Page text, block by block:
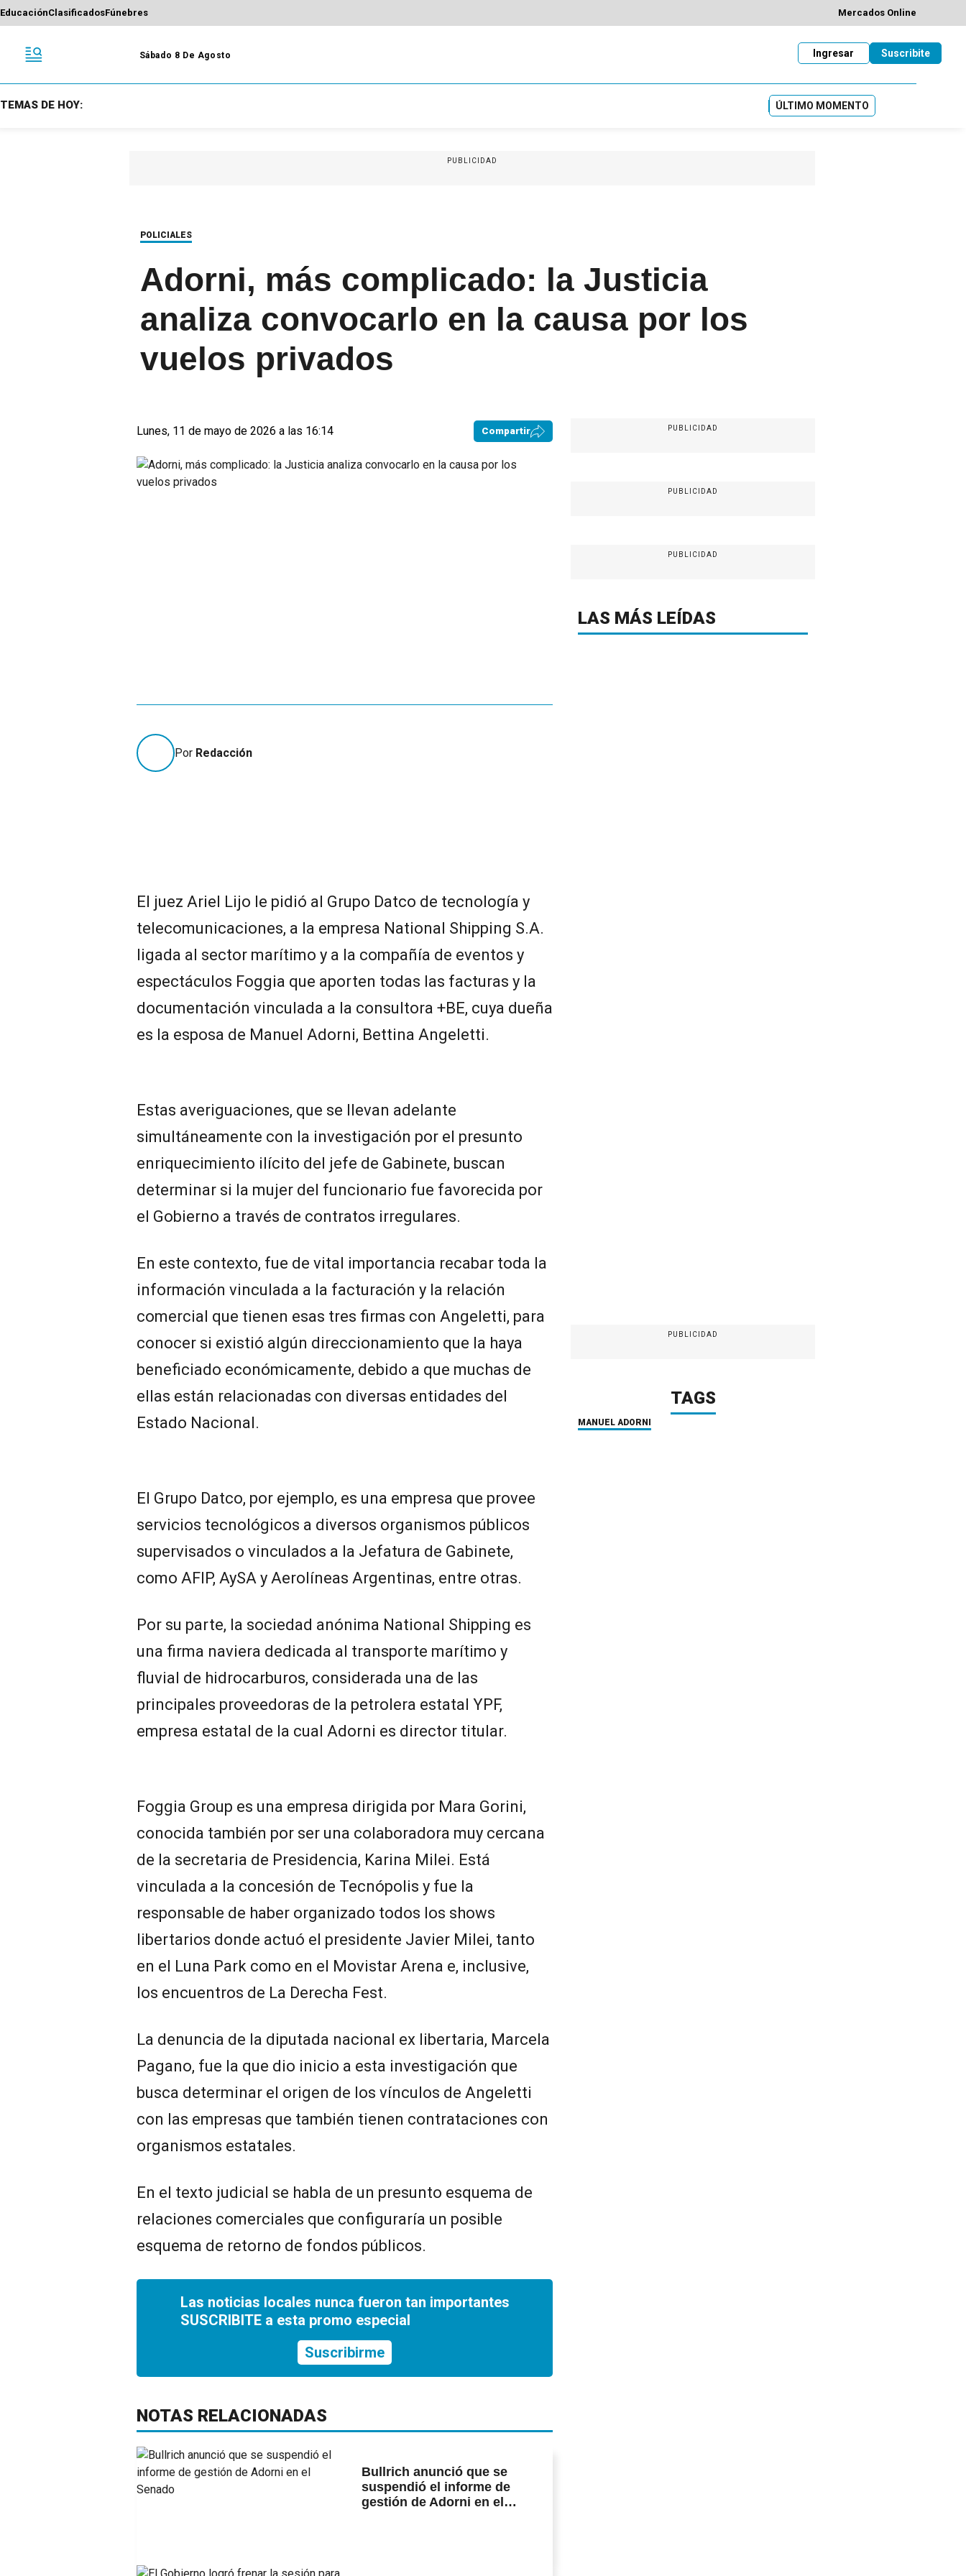
EducaciónClasificadosFúnebres Mercados Online
Sábado 8 De Agosto Suscribite
Ingresar
TEMAS DE HOY: ÚLTIMO MOMENTO
PUBLICIDAD
POLICIALES
Adorni, más complicado: la Justicia
analiza convocarlo en la causa por los
vuelos privados
Lunes, 11 de mayo de 2026 a las 16:14 Compartir
Por Redacción
El juez Ariel Lijo le pidió al Grupo Datco de tecnología y
telecomunicaciones, a la empresa National Shipping S.A.
ligada al sector marítimo y a la compañía de eventos y
espectáculos Foggia que aporten todas las facturas y la
documentación vinculada a la consultora +BE, cuya dueña
es la esposa de Manuel Adorni, Bettina Angeletti.
Estas averiguaciones, que se llevan adelante
simultáneamente con la investigación por el presunto
enriquecimiento ilícito del jefe de Gabinete, buscan
determinar si la mujer del funcionario fue favorecida por
el Gobierno a través de contratos irregulares.
En este contexto, fue de vital importancia recabar toda la
información vinculada a la facturación y la relación
comercial que tienen esas tres firmas con Angeletti, para
conocer si existió algún direccionamiento que la haya
beneficiado económicamente, debido a que muchas de
ellas están relacionadas con diversas entidades del
Estado Nacional.
El Grupo Datco, por ejemplo, es una empresa que provee
servicios tecnológicos a diversos organismos públicos
supervisados o vinculados a la Jefatura de Gabinete,
como AFIP, AySA y Aerolíneas Argentinas, entre otras.
Por su parte, la sociedad anónima National Shipping es
una firma naviera dedicada al transporte marítimo y
fluvial de hidrocarburos, considerada una de las
principales proveedoras de la petrolera estatal YPF,
empresa estatal de la cual Adorni es director titular.
Foggia Group es una empresa dirigida por Mara Gorini,
conocida también por ser una colaboradora muy cercana
de la secretaria de Presidencia, Karina Milei. Está
vinculada a la concesión de Tecnópolis y fue la
responsable de haber organizado todos los shows
libertarios donde actuó el presidente Javier Milei, tanto
en el Luna Park como en el Movistar Arena e, inclusive,
los encuentros de La Derecha Fest.
La denuncia de la diputada nacional ex libertaria, Marcela
Pagano, fue la que dio inicio a esta investigación que
busca determinar el origen de los vínculos de Angeletti
con las empresas que también tienen contrataciones con
organismos estatales.
En el texto judicial se habla de un presunto esquema de
relaciones comerciales que configuraría un posible
esquema de retorno de fondos públicos.
Las noticias locales nunca fueron tan importantes
SUSCRIBITE a esta promo especial
Suscribirme
NOTAS RELACIONADAS
Bullrich anunció que se
suspendió el informe de
gestión de Adorni en el
PUBLICIDAD
PUBLICIDAD
PUBLICIDAD
LAS MÁS LEÍDAS
PUBLICIDAD
TAGS
MANUEL ADORNI